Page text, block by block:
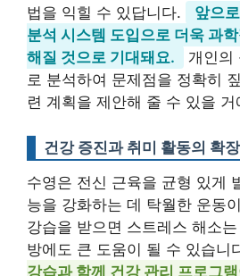
법을 익힐 수 있답니다.
앞으
분석 시스템 도입으로 더욱 과
해질 것으로 기대돼요.
개인의
로 분석하여 문제점을 정확히
련 계획을 제안해 줄 수 있을 거
건강 증진과 취미 활동의 확장
수영은 전신 근육을 균형 있게
능을 강화하는 데 탁월한 운동
강습을 받으면 스트레스 해소
방에도 큰 도움이 될 수 있습니
강습과 함께 건강 관리 프로그